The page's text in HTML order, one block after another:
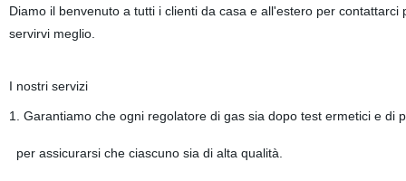
Diamo il benvenuto a tutti i clienti da casa e all'estero per
servirvi meglio.
I nostri servizi
1. Garantiamo che ogni regolatore di gas sia dopo test ermetici e di
per assicurarsi che ciascuno sia di alta qualità.